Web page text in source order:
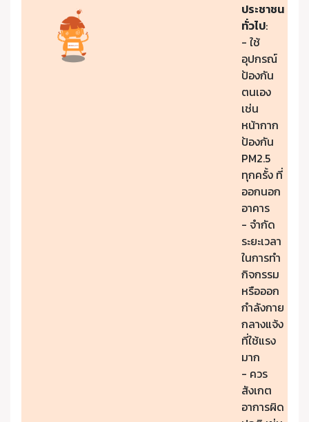
ประชาชน
ทั่วไป:
- ใช้
อุปกรณ์
ป้องกัน
ตนเอง
เช่น
หน้ากาก
ป้องกัน
PM2.5
ทุกครั้ง ที่
ออกนอก
อาคาร
- จำกัด
ระยะเวลา
ในการทำ
กิจกรรม
หรือออก
กำลังกาย
กลางแจ้ง
ที่ใช้แรง
มาก
- ควร
สังเกต
อาการผิด